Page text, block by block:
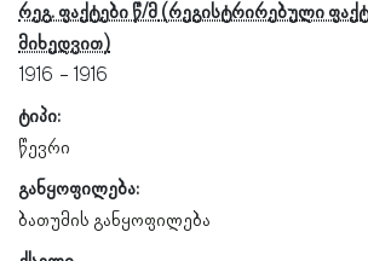
რეგ. ფაქტები წ/მ
1916
1916
ტიპი:
წევრი
განყოფილება:
ბათუმის განყოფილება